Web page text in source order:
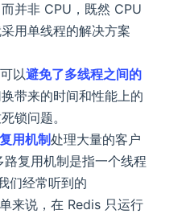
并非 CPU，既然 CPU
用单线程的解决方案
以避免了多线程之间的
带来的时间和性能上的
锁问题。
用机制处理大量的客户
复用机制是指一个线程
们经常听到的
来说，在 Redis 只运行